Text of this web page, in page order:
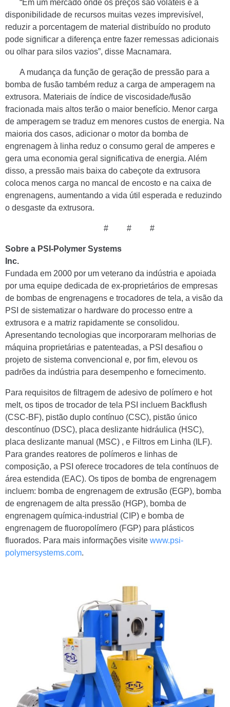
“Em um mercado onde os preços são voláteis e a
disponibilidade de recursos muitas vezes imprevisível,
reduzir a porcentagem de material distribuído no produto
pode significar a diferença entre fazer remessas adicionais
ou olhar para silos vazios”, disse Macnamara.
A mudança da função de geração de pressão para a
bomba de fusão também reduz a carga de amperagem na
extrusora. Materiais de índice de viscosidade/fusão
fracionada mais altos terão o maior benefício. Menor carga
de amperagem se traduz em menores custos de energia. Na
maioria dos casos, adicionar o motor da bomba de
engrenagem à linha reduz o consumo geral de amperes e
gera uma economia geral significativa de energia. Além
disso, a pressão mais baixa do cabeçote da extrusora
coloca menos carga no mancal de encosto e na caixa de
engrenagens, aumentando a vida útil esperada e reduzindo
o desgaste da extrusora.
# # #
Sobre a PSI-Polymer Systems
Inc.
Fundada em 2000 por um veterano da indústria e apoiada
por uma equipe dedicada de ex-proprietários de empresas
de bombas de engrenagens e trocadores de tela, a visão da
PSI de sistematizar o hardware do processo entre a
extrusora e a matriz rapidamente se consolidou.
Apresentando tecnologias que incorporaram melhorias de
máquina proprietárias e patenteadas, a PSI desafiou o
projeto de sistema convencional e, por fim, elevou os
padrões da indústria para desempenho e fornecimento.
Para requisitos de filtragem de adesivo de polímero e hot
melt, os tipos de trocador de tela PSI incluem Backflush
(CSC-BF), pistão duplo contínuo (CSC), pistão único
descontínuo (DSC), placa deslizante hidráulica (HSC),
placa deslizante manual (MSC) , e Filtros em Linha (ILF).
Para grandes reatores de polímeros e linhas de
composição, a PSI oferece trocadores de tela contínuos de
área estendida (EAC). Os tipos de bomba de engrenagem
incluem: bomba de engrenagem de extrusão (EGP), bomba
de engrenagem de alta pressão (HGP), bomba de
engrenagem química-industrial (CIP) e bomba de
engrenagem de fluoropolímero (FGP) para plásticos
fluorados. Para mais informações visite www.psi-
polymersystems.com.